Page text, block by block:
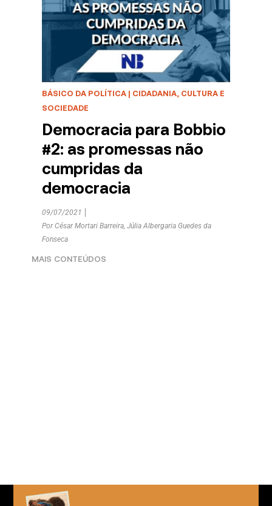
BÁSICO DA POLÍTICA| CIDADANIA, CULTURA E
SOCIEDADE
Democracia para Bobbio
#2: as promessas não
cumpridas da
democracia
09/07/2021
Por César Mortari Barreira, Júlia Albergaria Guedes da
Fonseca